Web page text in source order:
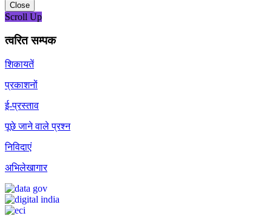
Close
Scroll Up
त्वरित सम्पक
शिकायतें
प्रकाशनों
ई-प्रस्ताव
पूछे जाने वाले प्रश्न
निविदाएं
अभिलेखागार